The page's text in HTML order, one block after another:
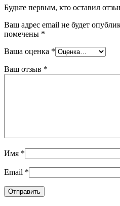
Будьте первым, кто оставил
Ваш адрес email не будет
помечены *
Ваша оценка *
Ваш отзыв *
Имя *
Email *